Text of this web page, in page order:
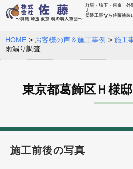
群馬・埼玉・東京｜外
え
塗装工事なら佐藤塗装
HOME > お客様の声＆施工事例 > 施工
雨漏り調査
東京都葛飾区Ｈ様
施工前後の写真